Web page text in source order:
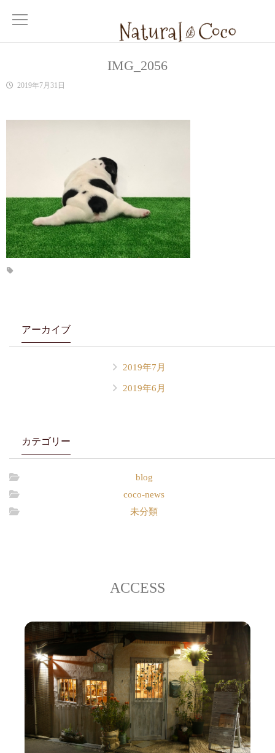
IMG_2056
2019年7月31日
アーカイブ
2019年7月
2019年6月
カテゴリー
blog
coco-news
未分類
ACCESS